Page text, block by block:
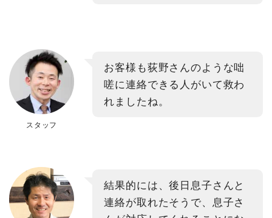
スタッフ
お客様も荻野さんのような咄
嗟に連絡できる人がいて救わ
れましたね。
結果的には、後日息子さんと
連絡が取れたそうで、息子さ